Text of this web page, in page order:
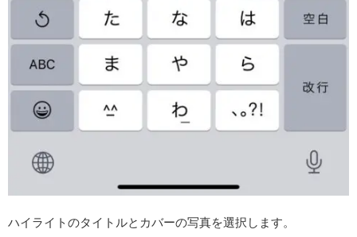
ハイライトのタイトルとカバーの写真を選択します。